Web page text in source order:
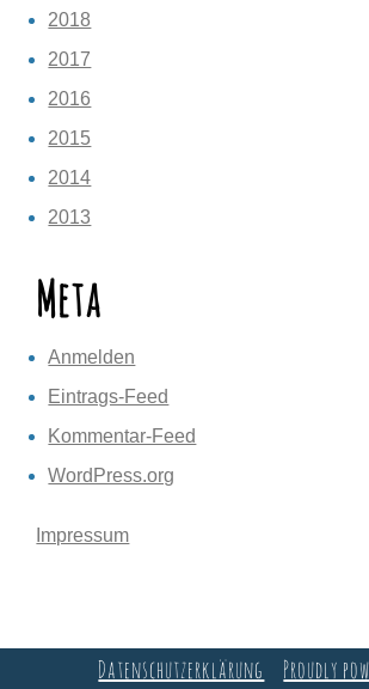
2018
2017
2016
2015
2014
2013
Meta
Anmelden
Eintrags-Feed
Kommentar-Feed
WordPress.org
Impressum
Datenschutzerklärung Proudly